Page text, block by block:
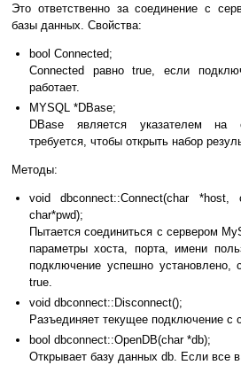
Это ответственно за соединение с
базы данных. Свойства:
bool Connected;
Connected равно true, если
работает.
MYSQL *DBase;
DBase является указателем на
требуется, чтобы открыть набор
Методы:
void dbconnect::Connect(char
char*pwd);
Пытается соединиться с сервером
параметры хоста, порта, имени
подключение успешно установлено,
true.
void dbconnect::Disconnect();
Разъединяет текущее подключение с
bool dbconnect::OpenDB(char *db);
Открывает базу данных db. Если все